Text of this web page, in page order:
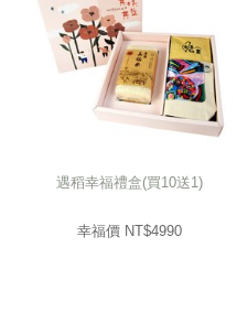
遇稻幸福禮盒(買10送1)
幸福價 NT$4990